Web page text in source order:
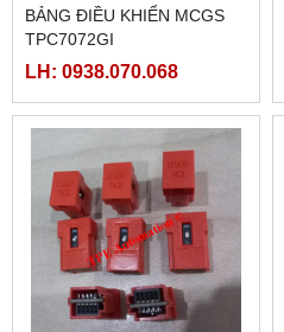
BẢNG ĐIỀU KHIỂN MCGS
TPC7072GI
LH: 0938.070.068